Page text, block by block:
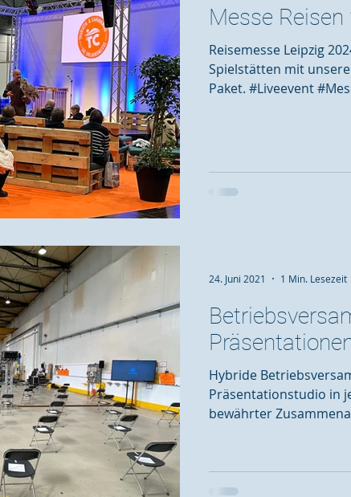
Messe
Reisemesse Leipzig
Spielstätten mit
Paket. #Liveevent
Hybride
Präsentationstudio in
bewährter
24. Juni 2021 1 Min. Lesezeit